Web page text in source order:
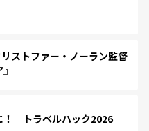
ストファー・ノーラン監督
！ トラベルハック2026